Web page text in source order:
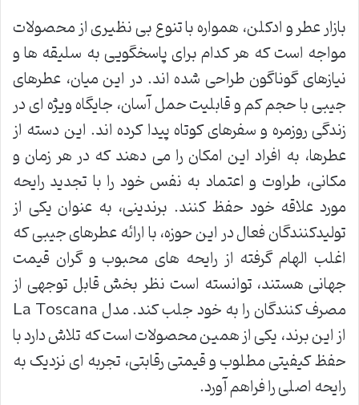
بازار عطر و ادکلن، همواره با تنوع بی نظیری از محصولات
مواجه است که هر کدام برای پاسخگویی به سلیقه ها و
نیازهای گوناگون طراحی شده اند. در این میان، عطرهای
جیبی با حجم کم و قابلیت حمل آسان، جایگاه ویژه ای در
زندگی روزمره و سفرهای کوتاه پیدا کرده اند. این دسته از
عطرها، به افراد این امکان را می دهند که در هر زمان و
مکانی، طراوت و اعتماد به نفس خود را با تجدید رایحه
مورد علاقه خود حفظ کنند. برندینی، به عنوان یکی از
تولیدکنندگان فعال در این حوزه، با ارائه عطرهای جیبی که
اغلب الهام گرفته از رایحه های محبوب و گران قیمت
جهانی هستند، توانسته است نظر بخش قابل توجهی از
مصرف کنندگان را به خود جلب کند. مدل La Toscana
از این برند، یکی از همین محصولات است که تلاش دارد با
حفظ کیفیتی مطلوب و قیمتی رقابتی، تجربه ای نزدیک به
رایحه اصلی را فراهم آورد.